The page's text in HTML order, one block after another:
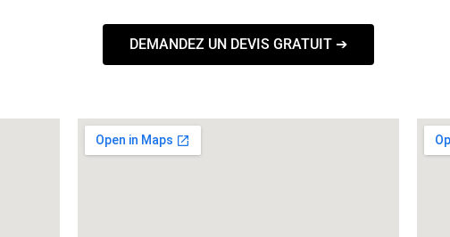
DEMANDEZ UN DEVIS GRATUIT ➔